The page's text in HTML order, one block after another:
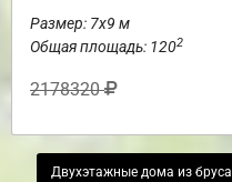
Размер: 7х9 м
Общая площадь: 1202
2178320
Двухэтажные дома из бруса